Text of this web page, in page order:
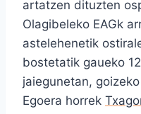
artatzen dituzten
Olagibeleko EAGk
astelehenetik
bostetatik gaueko
jaiegunetan,
Egoera horrek